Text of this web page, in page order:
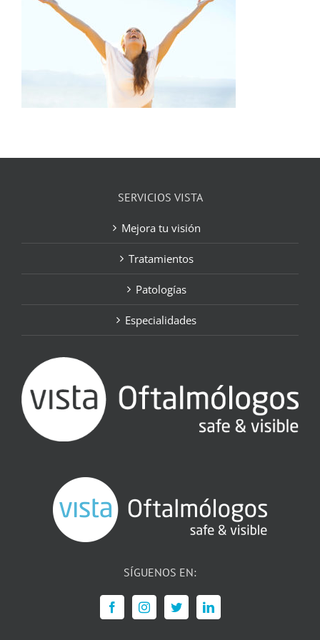
SERVICIOS VISTA
Mejora tu visión
Tratamientos
Patologías
Especialidades
SÍGUENOS EN: